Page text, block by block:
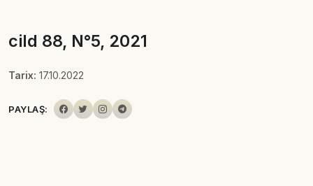
cild 88, N°5, 2021
Tarix: 17.10.2022
PAYLAŞ: